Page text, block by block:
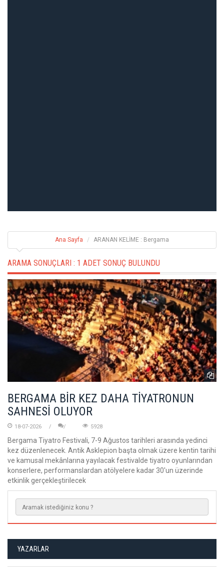
Ana Sayfa ARANAN KELİME : Bergama
ARAMA SONUÇLARI : 1 ADET SONUÇ BULUNDU
BERGAMA BİR KEZ DAHA TİYATRONUN
SAHNESİ OLUYOR
18-07-2026 5928
Bergama Tiyatro Festivali, 7-9 Ağustos tarihleri arasında yedinci
kez düzenlenecek. Antik Asklepion başta olmak üzere kentin tarihi
ve kamusal mekânlarına yayılacak festivalde tiyatro oyunlarından
konserlere, performanslardan atölyelere kadar 30'un üzerinde
etkinlik gerçekleştirilecek
YAZARLAR